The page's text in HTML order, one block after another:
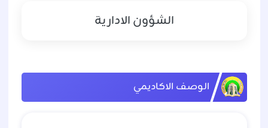
الشؤون الادارية
الوصف الاكاديمي